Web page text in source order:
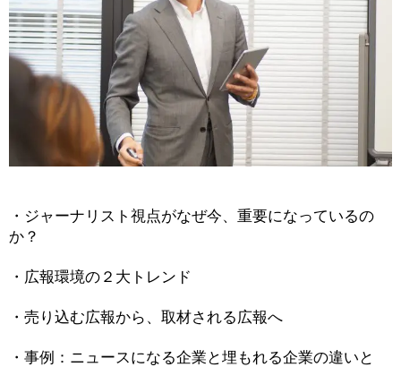
・ジャーナリスト視点がなぜ今、重要になっているの
か？
・広報環境の２大トレンド
・売り込む広報から、取材される広報へ
・事例：ニュースになる企業と埋もれる企業の違いと